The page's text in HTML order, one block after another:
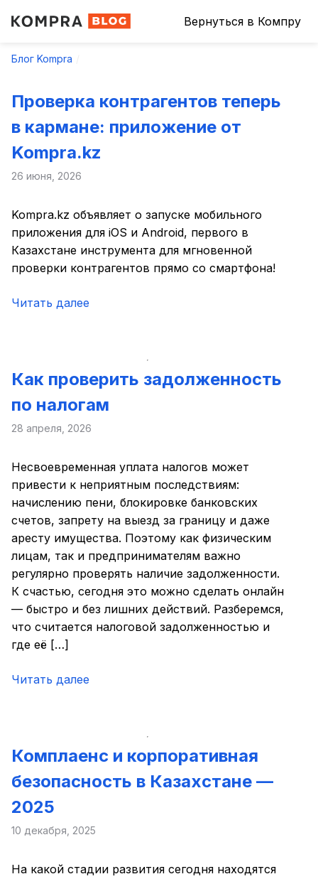
Вернуться в Компру
Блог Kompra
Проверка контрагентов теперь
в кармане: приложение от
Kompra.kz
26 июня, 2026
Kompra.kz объявляет о запуске мобильного
приложения для iOS и Android, первого в
Казахстане инструмента для мгновенной
проверки контрагентов прямо со смартфона!
Читать далее
Как проверить задолженность
по налогам
28 апреля, 2026
Несвоевременная уплата налогов может
привести к неприятным последствиям:
начислению пени, блокировке банковских
счетов, запрету на выезд за границу и даже
аресту имущества. Поэтому как физическим
лицам, так и предпринимателям важно
регулярно проверять наличие задолженности.
К счастью, сегодня это можно сделать онлайн
— быстро и без лишних действий. Разберемся,
что считается налоговой задолженностью и
где её […]
Читать далее
Комплаенс и корпоративная
безопасность в Казахстане —
2025
10 декабря, 2025
На какой стадии развития сегодня находятся